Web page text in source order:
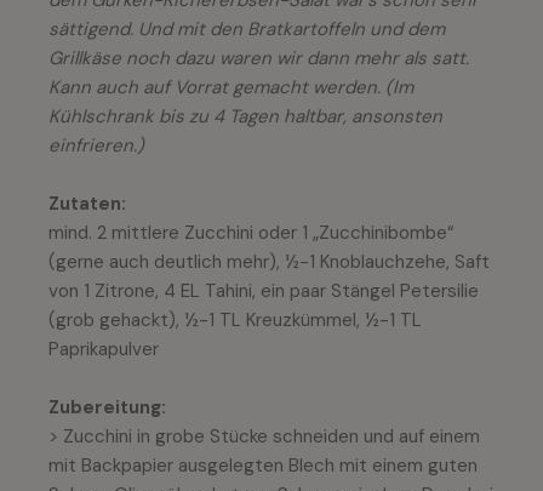
sättigend. Und mit den Bratkartoffeln und dem
Grillkäse noch dazu waren wir dann mehr als satt.
Kann auch auf Vorrat gemacht werden. (Im
Kühlschrank bis zu 4 Tagen haltbar, ansonsten
einfrieren.)
Zutaten:
mind. 2 mittlere Zucchini oder 1 „Zucchinibombe“
(gerne auch deutlich mehr), ½-1 Knoblauchzehe, Saft
von 1 Zitrone, 4 EL Tahini, ein paar Stängel Petersilie
(grob gehackt), ½-1 TL Kreuzkümmel, ½-1 TL
Paprikapulver
Zubereitung:
> Zucchini in grobe Stücke schneiden und auf einem
mit Backpapier ausgelegten Blech mit einem guten